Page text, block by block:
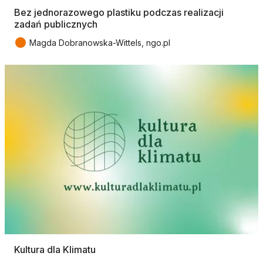
Bez jednorazowego plastiku podczas realizacji
zadań publicznych
● Magda Dobranowska-Wittels, ngo.pl
Kultura dla Klimatu